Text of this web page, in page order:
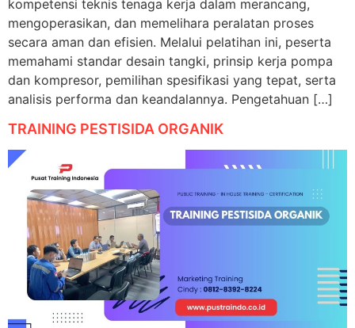
kompetensi teknis tenaga kerja dalam merancang,
mengoperasikan, dan memelihara peralatan proses
secara aman dan efisien. Melalui pelatihan ini, peserta
memahami standar desain tangki, prinsip kerja pompa
dan kompresor, pemilihan spesifikasi yang tepat, serta
analisis performa dan keandalannya. Pengetahuan […]
TRAINING PESTISIDA ORGANIK